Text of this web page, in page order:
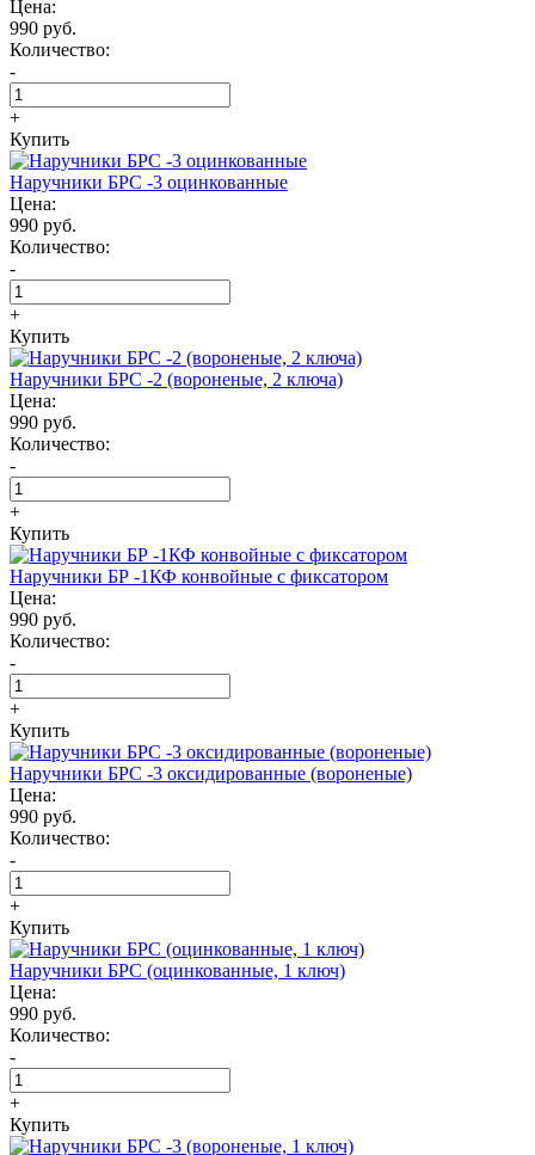
Цена:
990 руб.
Количество:
-
+
Купить
Наручники БРС -3 оцинкованные
Цена:
990 руб.
Количество:
-
+
Купить
Наручники БРС -2 (вороненые, 2 ключа)
Цена:
990 руб.
Количество:
-
+
Купить
Наручники БР -1КФ конвойные с фиксатором
Цена:
990 руб.
Количество:
-
+
Купить
Наручники БРС -3 оксидированные (вороненые)
Цена:
990 руб.
Количество:
-
+
Купить
Наручники БРС (оцинкованные, 1 ключ)
Цена:
990 руб.
Количество:
-
+
Купить